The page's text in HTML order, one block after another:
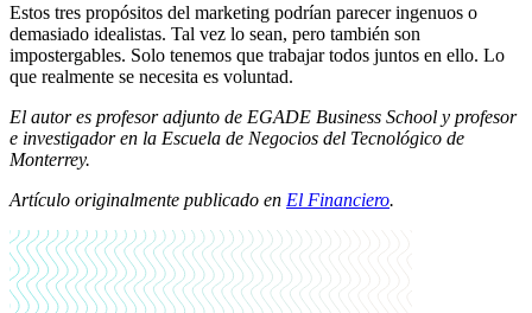
Estos tres propósitos del marketing podrían parecer ingenuos o
demasiado idealistas. Tal vez lo sean, pero también son
impostergables. Solo tenemos que trabajar todos juntos en ello. Lo
que realmente se necesita es voluntad.
El autor es profesor adjunto de EGADE Business School y profesor
e investigador en la Escuela de Negocios del Tecnológico de
Monterrey.
Artículo originalmente publicado en El Financiero.